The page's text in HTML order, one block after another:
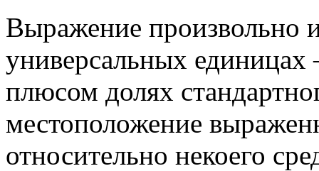
Выражение произвольно
универсальных
плюсом долях
местоположение
относительно некоего